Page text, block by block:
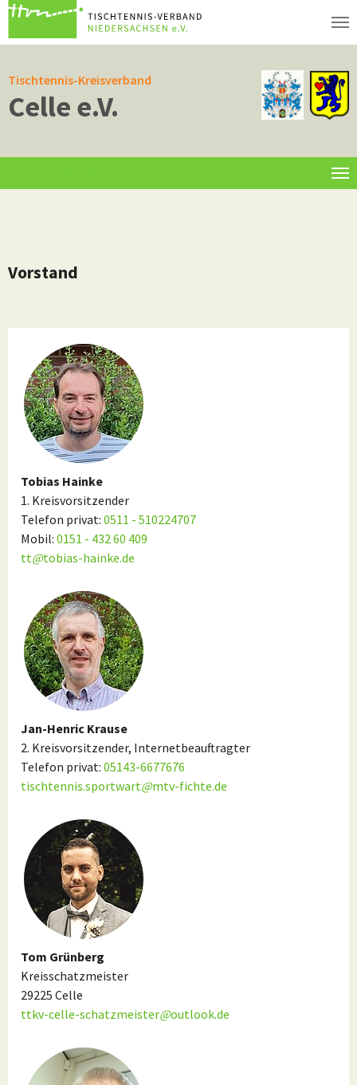
Tischtennis-Kreisverband
Celle e.V.
Vorstand
Tobias Hainke
1. Kreisvorsitzender
Telefon privat: 0511 - 510224707
Mobil: 0151 - 432 60 409
tt@tobias-hainke.de
Jan-Henric Krause
2. Kreisvorsitzender, Internetbeauftragter
Telefon privat: 05143-6677676
tischtennis.sportwart@mtv-fichte.de
Tom Grünberg
Kreisschatzmeister
29225 Celle
ttkv-celle-schatzmeister@outlook.de